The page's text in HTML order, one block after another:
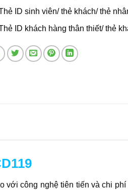
ID sinh viên/ thẻ khách/ thẻ
ID khách hàng thân thiết/ thẻ
công nghệ tiên tiến và chi